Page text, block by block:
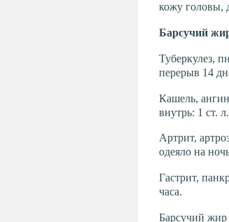
кожу головы,
Барсучий
Туберкулез,
перерыв 14
Кашель,
внутрь: 1 ст.
Артрит,
одеяло на
Гастрит,
часа.
Барсучий жир